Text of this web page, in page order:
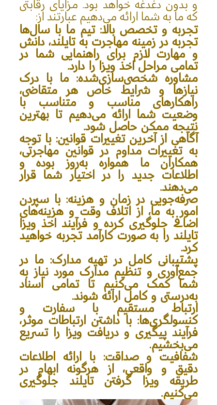
و بدون دغدغه خواهد بود. مزایای رقابتی
که ما به شما ارائه می‌دهیم عبارتند از:
تجربه و تخصص بالا: تیم ما با سال‌ها
تجربه در زمینه مهاجرت به تایلند، دانش
و مهارت لازم برای راهنمایی شما در
تمامی مراحل اخذ ویزا را دارد.
مشاوره شخصی‌سازی‌شده: ما با درک
نیازها و شرایط خاص هر متقاضی،
راهکارهای مناسب و متناسب با
وضعیت شما ارائه می‌دهیم تا بهترین
نتیجه ممکن حاصل شود.
آگاهی از آخرین تغییرات قوانین: با توجه
به تغییرات مداوم در قوانین مهاجرتی،
همکاران ما همواره به‌روز بوده و
اطلاعات جدید را در اختیار شما قرار
می‌دهند.
صرفه‌جویی در زمان و هزینه: با سپردن
امور به ما، از اتلاف وقت و هزینه‌های
اضافی جلوگیری کرده و فرآیند اخذ ویزا
تایلند را به صورت کارآمد تجربه خواهید
کرد.
پشتیبانی کامل در تهیه مدارک: ما در
جمع‌آوری و تنظیم مدارک مورد نیاز به
شما کمک می‌کنیم تا تمامی اسناد
به‌درستی و کامل ارائه شوند.
ارتباط مستقیم با سفارت و
کنسولگری‌ها: با داشتن ارتباطات موثر،
فرآیند پیگیری و دریافت ویزا را تسریع
می‌بخشیم.
شفافیت و صداقت: با ارائه اطلاعات
دقیق و واقعی، از هرگونه ابهام در
طریقه ویزا گرفتن تایلند جلوگیری
می‌کنیم.